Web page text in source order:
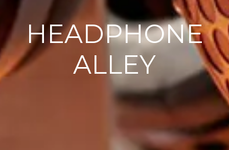
HEADPHONE
ALLEY